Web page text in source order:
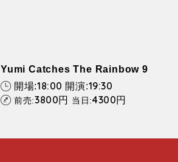
Yumi Catches The Rainbow 9
開場:18:00 開演:19:30
前売:3800円 当日:4300円